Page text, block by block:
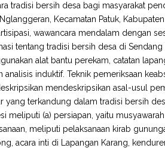
tradisi bersih desa bagi masyarakat
Kecamatan Patuk,
wawancara mendalam dengan
tentang tradisi bersih desa di
alat bantu perekam, catatan
analisis induktif. Teknik pemeriksaan
mendeskripsikan asal-usul
yang terkandung dalam tradisi bersih
meliputi (a) persiapan, yaitu
meliputi pelaksanaan kirab
acara inti di Lapangan Karang,